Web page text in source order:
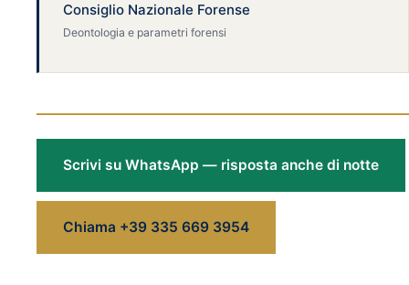
Consiglio Nazionale Forense
Deontologia e parametri forensi
Scrivi su WhatsApp — risposta anche di notte
Chiama +39 335 669 3954